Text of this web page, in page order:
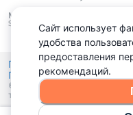
Политика
Политика обработки
© 2015 - 2026, Domovita.by.
только при наличии активной
Сайт использует
удобства
предоставления
рекомендаций.